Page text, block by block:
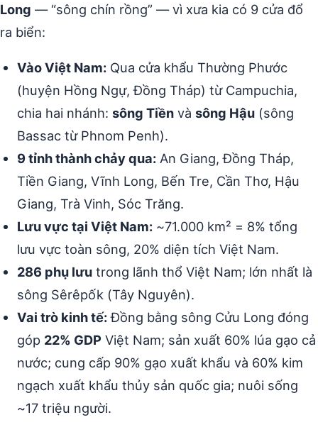
Long — “sông chín rồng” — vì xưa kia có 9 cửa đổ
ra biển:
Vào Việt Nam: Qua cửa khẩu Thường Phước
(huyện Hồng Ngự, Đồng Tháp) từ Campuchia,
chia hai nhánh: sông Tiền và sông Hậu (sông
Bassac từ Phnom Penh).
9 tỉnh thành chảy qua: An Giang, Đồng Tháp,
Tiền Giang, Vĩnh Long, Bến Tre, Cần Thơ, Hậu
Giang, Trà Vinh, Sóc Trăng.
Lưu vực tại Việt Nam: ~71.000 km² = 8% tổng
lưu vực toàn sông, 20% diện tích Việt Nam.
286 phụ lưu trong lãnh thổ Việt Nam; lớn nhất là
sông Sêrêpốk (Tây Nguyên).
Vai trò kinh tế:Đồng bằng sông Cửu Long đóng
góp 22% GDP Việt Nam; sản xuất 60% lúa gạo cả
nước; cung cấp 90% gạo xuất khẩu và 60% kim
ngạch xuất khẩu thủy sản quốc gia; nuôi sống
~17 triệu người.